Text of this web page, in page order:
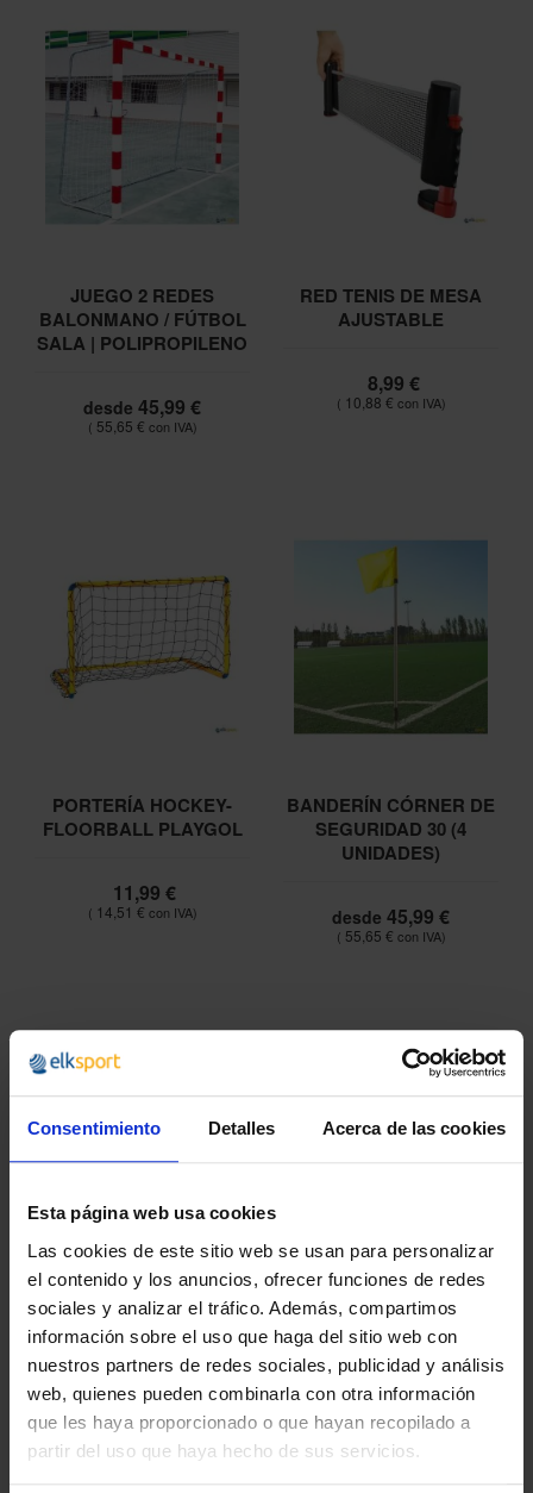
Consentimiento Detalles Acerca de las cookies
Esta página web usa cookies
Las cookies de este sitio web se usan para personalizar
el contenido y los anuncios, ofrecer funciones de redes
sociales y analizar el tráfico. Además, compartimos
información sobre el uso que haga del sitio web con
nuestros partners de redes sociales, publicidad y análisis
web, quienes pueden combinarla con otra información
que les haya proporcionado o que hayan recopilado a
partir del uso que haya hecho de sus servicios.
JUEGO 2 REDES
BALONMANO / FÚTBOL
SALA | POLIPROPILENO
desde 45,99 €
55,65 €
RED TENIS DE MESA
AJUSTABLE
8,99 €
10,88 €
PORTERÍA HOCKEY-
FLOORBALL PLAYGOL
11,99 €
14,51 €
BANDERÍN CÓRNER DE
SEGURIDAD 30 (4
UNIDADES)
desde 45,99 €
55,65 €
RED VOLEIBOL
desde 44,99 €
54,44 €
BANCO SUECO
desde 199,99 €
241,99 €